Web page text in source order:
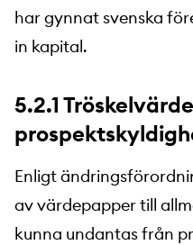
har gynnat svenska
in kapital.
5.2.1
Enligt
av värdepapper till
kunna undantas från